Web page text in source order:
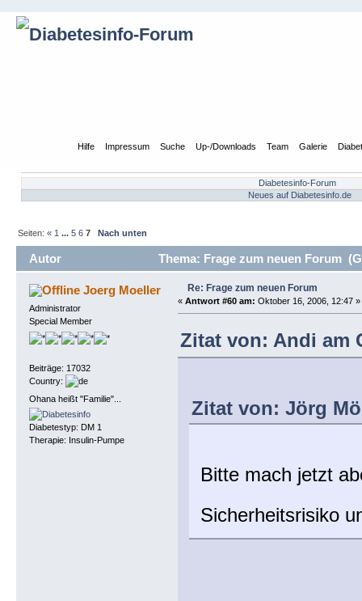
Hilfe Impressum Suche Up-/Downloads Team Galerie
Diabetesinfo-Forum
Neues auf Diabetesinfo.de
Seiten:« 1 ...5 6 7 Nach unten
Autor Thema: Frage zum neuen Forum
Joerg Moeller
Administrator
Special Member
Beiträge: 17032
Country:
Ohana heißt "Familie"...
Diabetestyp: DM 1
Therapie: Insulin-Pumpe
Re: Frage zum neuen Forum
« Antwort #60 am: Oktober 16, 2006, 12:47 »
Zitat von: Andi am
Zitat von: Jörg
Bitte mach jetzt
Sicherheitsrisiko